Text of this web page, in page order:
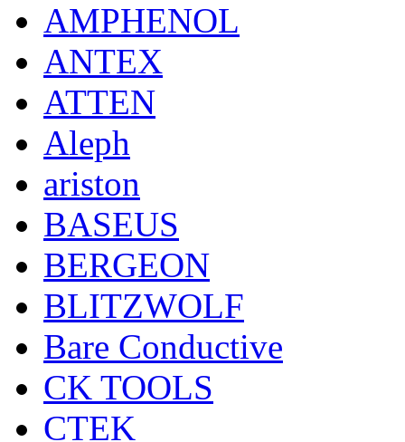
AMPHENOL
ANTEX
ATTEN
Aleph
ariston
BASEUS
BERGEON
BLITZWOLF
Bare Conductive
CK TOOLS
CTEK